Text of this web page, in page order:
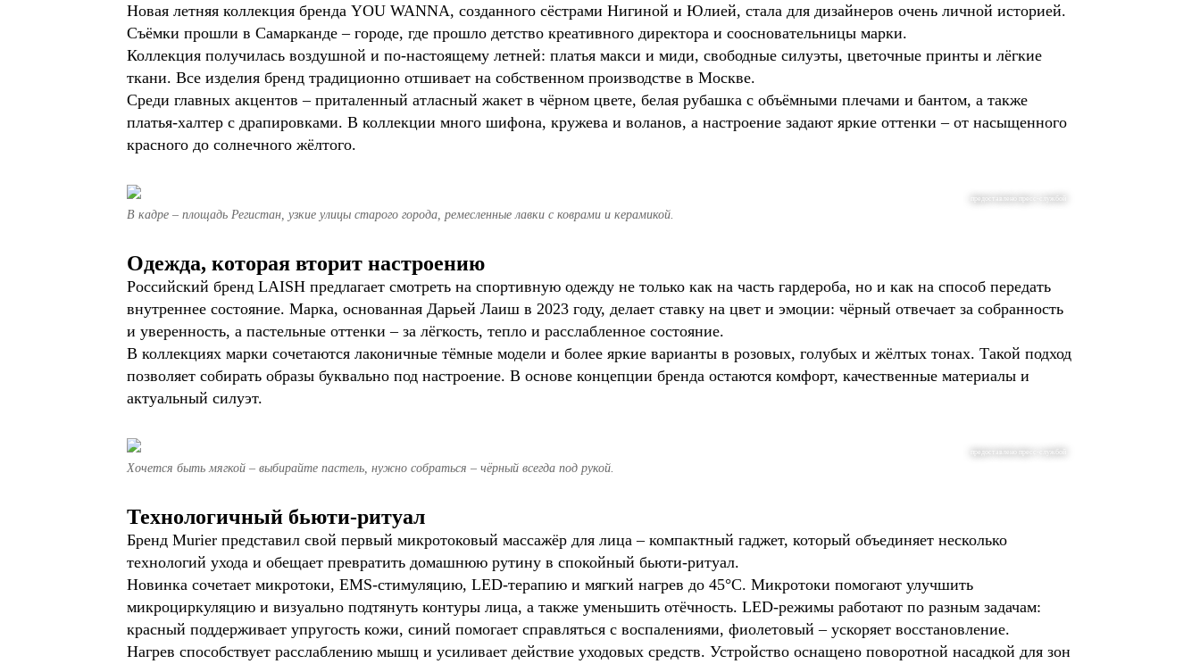
Новая летняя коллекция бренда YOU WANNA, созданного сёстрами Нигиной и Юлией, стала для дизайнеров очень личной историей.
Съёмки прошли в Самарканде – городе, где прошло детство креативного директора и соосновательницы марки.
Коллекция получилась воздушной и по-настоящему летней: платья макси и миди, свободные силуэты, цветочные принты и лёгкие
ткани. Все изделия бренд традиционно отшивает на собственном производстве в Москве.
Среди главных акцентов – приталенный атласный жакет в чёрном цвете, белая рубашка с объёмными плечами и бантом, а также
платья-халтер с драпировками. В коллекции много шифона, кружева и воланов, а настроение задают яркие оттенки – от насыщенного
красного до солнечного жёлтого.
предоставлено пресс-службой
В кадре – площадь Регистан, узкие улицы старого города, ремесленные лавки с коврами и керамикой.
Одежда, которая вторит настроению
Российский бренд LAISH предлагает смотреть на спортивную одежду не только как на часть гардероба, но и как на способ передать
внутреннее состояние. Марка, основанная Дарьей Лаиш в 2023 году, делает ставку на цвет и эмоции: чёрный отвечает за собранность
и уверенность, а пастельные оттенки – за лёгкость, тепло и расслабленное состояние.
В коллекциях марки сочетаются лаконичные тёмные модели и более яркие варианты в розовых, голубых и жёлтых тонах. Такой подход
позволяет собирать образы буквально под настроение. В основе концепции бренда остаются комфорт, качественные материалы и
актуальный силуэт.
предоставлено пресс-службой
Хочется быть мягкой – выбирайте пастель, нужно собраться – чёрный всегда под рукой.
Технологичный бьюти-ритуал
Бренд Murier представил свой первый микротоковый массажёр для лица – компактный гаджет, который объединяет несколько
технологий ухода и обещает превратить домашнюю рутину в спокойный бьюти-ритуал.
Новинка сочетает микротоки, EMS-стимуляцию, LED-терапию и мягкий нагрев до 45°C. Микротоки помогают улучшить
микроциркуляцию и визуально подтянуть контуры лица, а также уменьшить отёчность. LED-режимы работают по разным задачам:
красный поддерживает упругость кожи, синий помогает справляться с воспалениями, фиолетовый – ускоряет восстановление.
Нагрев способствует расслаблению мышц и усиливает действие уходовых средств. Устройство оснащено поворотной насадкой для зон